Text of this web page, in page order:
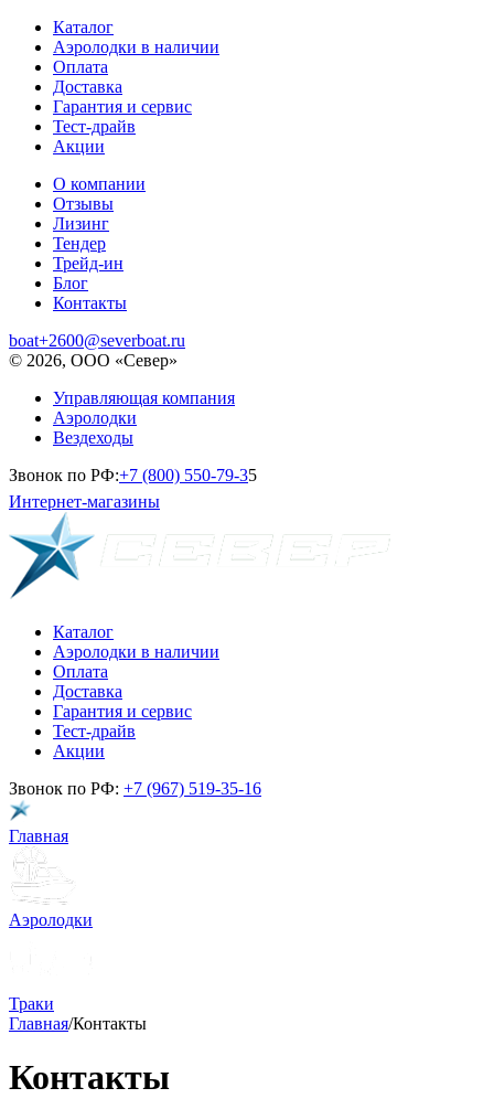
Каталог
Аэролодки в наличии
Оплата
Доставка
Гарантия и сервис
Тест-драйв
Акции
О компании
Отзывы
Лизинг
Тендер
Трейд-ин
Блог
Контакты
boat+2600@severboat.ru
© 2026, ООО «Север»
Управляющая компания
Аэролодки
Вездеходы
Звонок по РФ:+7 (800) 550-79-35
Интернет-магазины
Каталог
Аэролодки в наличии
Оплата
Доставка
Гарантия и сервис
Тест-драйв
Акции
Звонок по РФ: +7 (967) 519-35-16
Главная
Аэролодки
Траки
Главная/Контакты
Контакты